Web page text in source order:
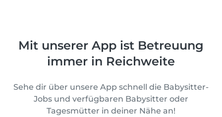
Mit unserer App ist Betreuung
immer in Reichweite
Sehe dir über unsere App schnell die Babysitter-
Jobs und verfügbaren Babysitter oder
Tagesmütter in deiner Nähe an!